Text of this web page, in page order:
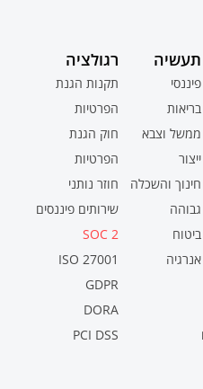
תעשיה
פיננסי
בריאות
ממשל וצבא
ייצור
חינוך והשכלה
גבוהה
ביטוח
אנרגיה
רגולציה
תקנות הגנת
הפרטיות
חוק הגנת
הפרטיות
חוזר נותני
שירותים פיננסים
SOC 2
ISO 27001
GDPR
DORA
PCI DSS